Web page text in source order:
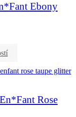
Ebony
Rose